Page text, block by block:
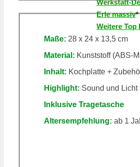
Maße: 28 x 24 x 13,5 cm
Material: Kunststoff (ABS-
Inhalt: Kochplatte +
Highlight: Sound und Licht
Inklusive Tragetasche
Altersempfehlung: ab 1
Werkstatt-
Erle massiv*
Weitere Top